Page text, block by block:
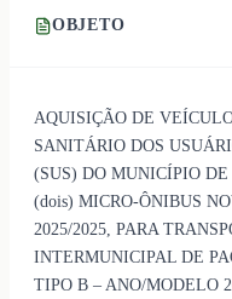
OBJETO
AQUISIÇÃO DE
SANITÁRIO DOS
(SUS) DO MUNICÍPIO
(dois) MICRO-ÔNIBUS
2025/2025, PARA
INTERMUNICIPAL DE
TIPO B – ANO/MODELO